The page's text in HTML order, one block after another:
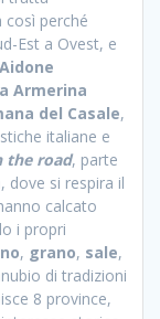
così perché
Est a Ovest, e
Aidone
Armerina
del Casale,
italiane e
the road, parte
dove si respira il
calcato
i propri
, grano, sale,
di tradizioni
8 province,